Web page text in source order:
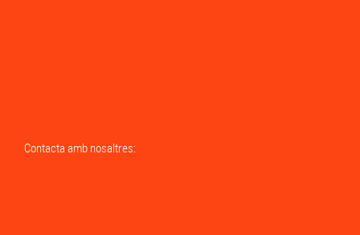
Contacta amb nosaltres: